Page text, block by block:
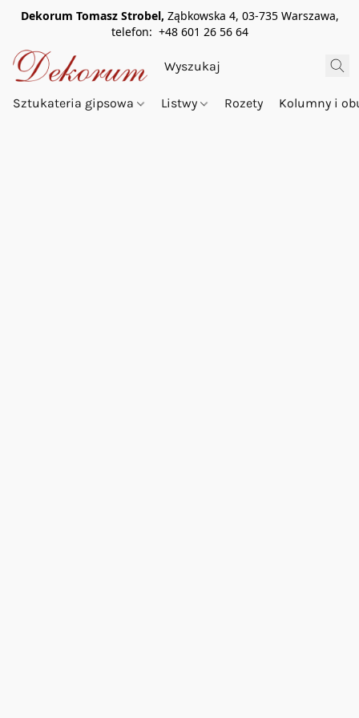
Dekorum Tomasz Strobel, Ząbkowska 4, 03-735 Warszawa,
telefon: +48 601 26 56 64
Sztukateria gipsowa Listwy Rozety Kolumny i